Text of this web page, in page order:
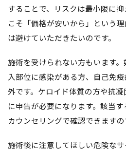
することで、リスクは最小限に
こそ「価格が安いから」という
は避けていただきたいのです。
施術を受けられない方もいます
入部位に感染がある方、自己免
外です。ケロイド体質の方や抗
に申告が必要になります。該当す
カウンセリングで確認できますの
施術後に注意してほしい危険な